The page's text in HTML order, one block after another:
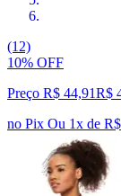
(12)
10% OFF
Preço R$ 44,91R$
no Pix Ou 1x de